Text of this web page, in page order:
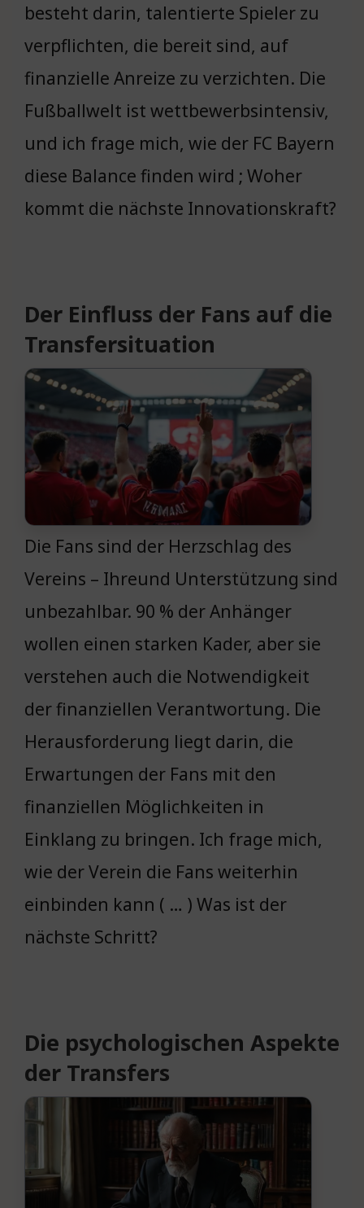
besteht darin, talentierte Spieler zu
verpflichten, die bereit sind, auf
finanzielle Anreize zu verzichten. Die
Fußballwelt ist wettbewerbsintensiv,
und ich frage mich, wie der FC Bayern
diese Balance finden wird ; Woher
kommt die nächste Innovationskraft?
Der Einfluss der Fans auf die
Transfersituation
Die Fans sind der Herzschlag des
Vereins – Ihreund Unterstützung sind
unbezahlbar. 90 % der Anhänger
wollen einen starken Kader, aber sie
verstehen auch die Notwendigkeit
der finanziellen Verantwortung. Die
Herausforderung liegt darin, die
Erwartungen der Fans mit den
finanziellen Möglichkeiten in
Einklang zu bringen. Ich frage mich,
wie der Verein die Fans weiterhin
einbinden kann ( … ) Was ist der
nächste Schritt?
Die psychologischen Aspekte
der Transfers